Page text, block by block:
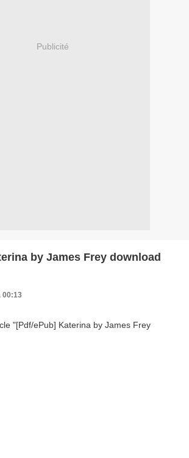
Publicité
by James Frey download
00:13